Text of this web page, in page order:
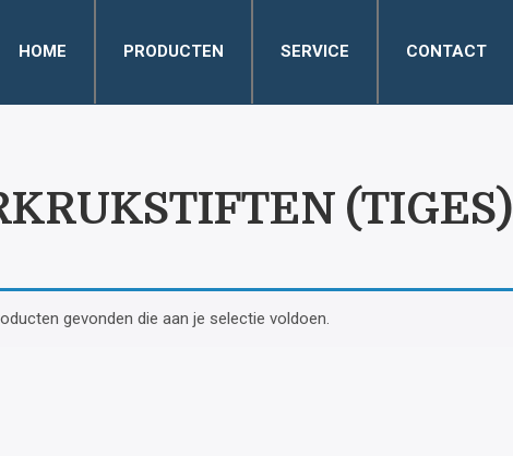
HOME
PRODUCTEN SERVICE CONTACT
(TIGES)
gevonden die aan je selectie voldoen.